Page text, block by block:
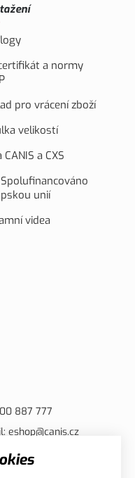
a normy
pro vrácení zboží
velikostí
CANIS a CXS
Spolufinancováno
unií
videa
887 777
eshop@canis.cz